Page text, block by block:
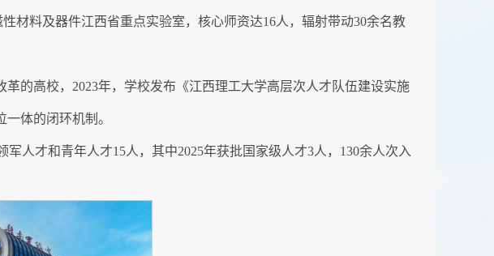
材料及器件江西省重点实验室，核心师资达16人，辐射带动30余名教
的高校，2023年，学校发布《江西理工大学高层次人才队伍建设实施
体的闭环机制。
人才和青年人才15人，其中2025年获批国家级人才3人，130余人次入